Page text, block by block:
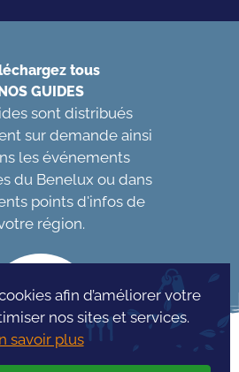
tous
GUIDES
sont distribués
sur demande ainsi
les événements
du Benelux ou dans
points d'infos de
région.
afin d’améliorer votre
nos sites et services.
savoir plus